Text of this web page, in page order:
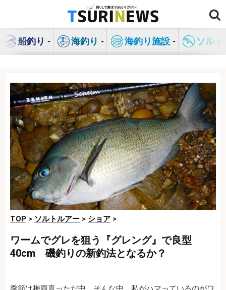
ン
船釣り 海釣り 海釣り施設 ソル
TOP > ソルトルアー > ショア >
ワームでグレを狙う『グレング』で良型
40cm 磯釣りの新釣法となるか？